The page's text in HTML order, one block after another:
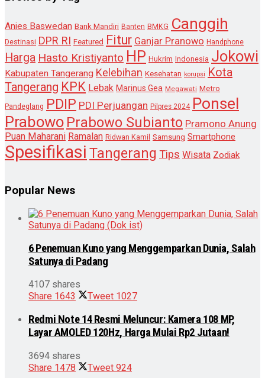
Anies Baswedan Bank Mandiri Banten BMKG Canggih
Destinasi DPR RI Featured Fitur Ganjar Pranowo Handphone
Harga Hasto Kristiyanto HP Hukrim Indonesia Jokowi
Kabupaten Tangerang Kelebihan Kesehatan korupsi Kota
Tangerang KPK Lebak Marinus Gea Megawati Metro
Pandeglang PDIP PDI Perjuangan Pilpres 2024 Ponsel
Prabowo Prabowo Subianto Pramono Anung
Puan Maharani Ramalan Ridwan Kamil Samsung Smartphone
Spesifikasi Tangerang Tips Wisata Zodiak
Popular News
6 Penemuan Kuno yang Menggemparkan Dunia, Salah
Satunya di Padang
4107 shares
Share 1643 Tweet 1027
Redmi Note 14 Resmi Meluncur: Kamera 108 MP,
Layar AMOLED 120Hz, Harga Mulai Rp2 Jutaan!
3694 shares
Share 1478 Tweet 924